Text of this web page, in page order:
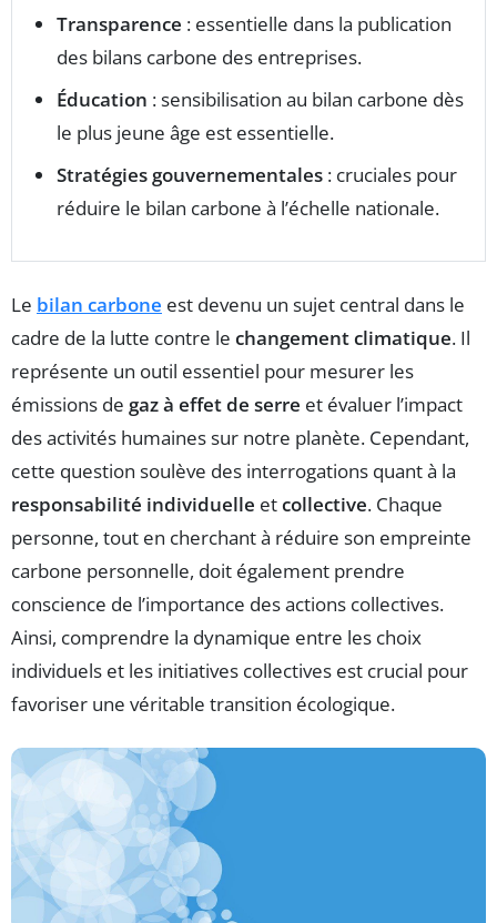
Transparence : essentielle dans la publication
des bilans carbone des entreprises.
Éducation : sensibilisation au bilan carbone dès
le plus jeune âge est essentielle.
Stratégies gouvernementales : cruciales pour
réduire le bilan carbone à l’échelle nationale.
Le bilan carbone est devenu un sujet central dans le
cadre de la lutte contre le changement climatique. Il
représente un outil essentiel pour mesurer les
émissions de gaz à effet de serre et évaluer l’impact
des activités humaines sur notre planète. Cependant,
cette question soulève des interrogations quant à la
responsabilité individuelle etcollective. Chaque
personne, tout en cherchant à réduire son empreinte
carbone personnelle, doit également prendre
conscience de l’importance des actions collectives.
Ainsi, comprendre la dynamique entre les choix
individuels et les initiatives collectives est crucial pour
favoriser une véritable transition écologique.